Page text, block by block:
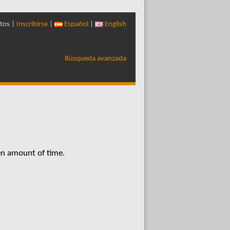
| Inscribirse Español English
Búsqueda avanzada
amount of time.